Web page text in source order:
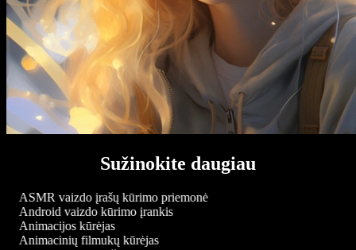
Sužinokite daugiau
ASMR vaizdo įrašų kūrimo priemonė
Android vaizdo kūrimo įrankis
Animacijos kūrėjas
Animacinių filmukų kūrėjas